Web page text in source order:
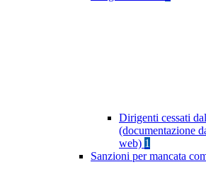
Dirigenti cessati
(documentazione
web) 1
Sanzioni per mancata